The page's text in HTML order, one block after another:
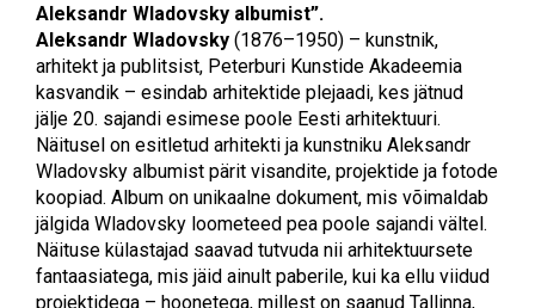
Aleksandr Wladovsky albumist”.
Aleksandr Wladovsky (1876–1950) – kunstnik,
arhitekt ja publitsist, Peterburi Kunstide Akadeemia
kasvandik – esindab arhitektide plejaadi, kes jätnud
jälje 20. sajandi esimese poole Eesti arhitektuuri.
Näitusel on esitletud arhitekti ja kunstniku Aleksandr
Wladovsky albumist pärit visandite, projektide ja fotode
koopiad. Album on unikaalne dokument, mis võimaldab
jälgida Wladovsky loometeed pea poole sajandi vältel.
Näituse külastajad saavad tutvuda nii arhitektuursete
fantaasiatega, mis jäid ainult paberile, kui ka ellu viidud
projektidega – hoonetega, millest on saanud Tallinna,